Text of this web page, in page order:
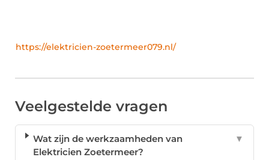
https://elektricien-zoetermeer079.nl/
Veelgestelde vragen
Wat zijn de werkzaamheden van
Elektricien Zoetermeer?
▼